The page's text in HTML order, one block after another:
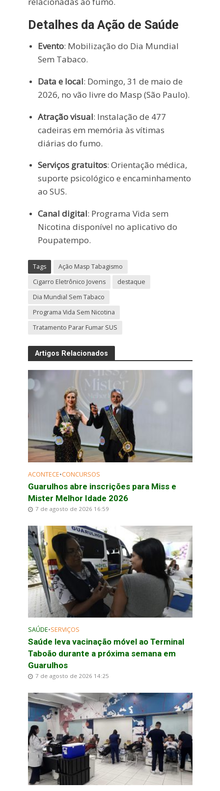
Detalhes da Ação de Saúde
Evento: Mobilização do Dia Mundial
Sem Tabaco.
Data e local: Domingo, 31 de maio de
2026, no vão livre do Masp (São Paulo).
Atração visual: Instalação de 477
cadeiras em memória às vítimas
diárias do fumo.
Serviços gratuitos: Orientação médica,
suporte psicológico e encaminhamento
ao SUS.
Canal digital: Programa Vida sem
Nicotina disponível no aplicativo do
Poupatempo.
Tags
Ação Masp Tabagismo
Cigarro Eletrônico Jovens
destaque
Dia Mundial Sem Tabaco
Programa Vida Sem Nicotina
Tratamento Parar Fumar SUS
Artigos Relacionados
ACONTECE•CONCURSOS
Guarulhos abre inscrições para Miss e
Mister Melhor Idade 2026
7 de agosto de 2026 16:59
SAÚDE•SERVIÇOS
Saúde leva vacinação móvel ao Terminal
Taboão durante a próxima semana em
Guarulhos
7 de agosto de 2026 14:25